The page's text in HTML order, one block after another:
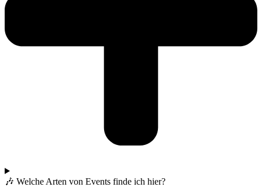
🎶 Welche Arten von Events finde ich hier?